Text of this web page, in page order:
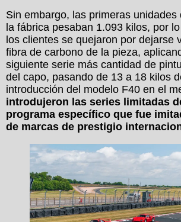
Sin embargo, las primeras unidades
la fábrica pesaban 1.093 kilos, por
los clientes se quejaron por dejarse
fibra de carbono de la pieza,
siguiente serie más cantidad de
del capo, pasando de 13 a 18 kilos
introducción del modelo F40 en el
introdujeron las series limitadas
programa específico que fue
de marcas de prestigio